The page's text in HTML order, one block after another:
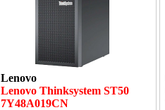
Lenovo
Lenovo Thinksystem ST50
7Y48A019CN